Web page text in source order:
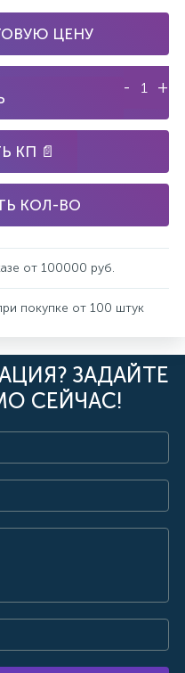
ЦЕНУ
- +
КП 📄
КОЛ-ВО
от 100000 руб.
покупке от 100 штук
ЗАДАЙТЕ
СЕЙЧАС!